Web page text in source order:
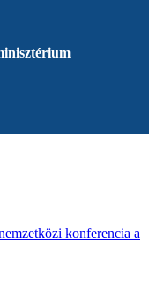
konferencia a